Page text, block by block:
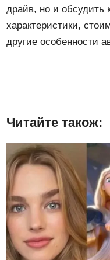
драйв, но и обсудить
характеристики,
другие особенности
Читайте також: